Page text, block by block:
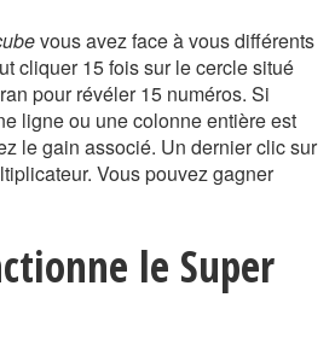
vous avez face à vous différents
cliquer 15 fois sur le cercle situé
pour révéler 15 numéros. Si
ligne ou une colonne entière est
le gain associé. Un dernier clic sur
Vous pouvez gagner
le Super